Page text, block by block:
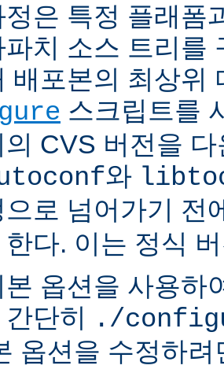
정은 특정 플래폼
파치 소스 트리를
배포본의 최상위
스크립트를
의 CVS 버전을
와
으로 넘어가기 전
한다. 이는 정식
본 옵션을 사용하
단히 ./
옵션을 수정하